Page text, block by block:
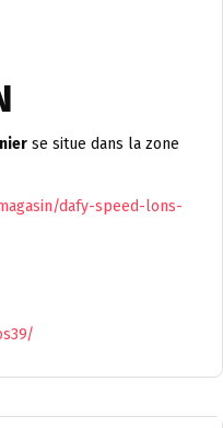
se situe dans la zone
dafy-speed-lons-